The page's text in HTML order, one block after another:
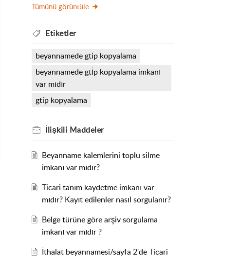
Tümünü görüntüle
Etiketler
beyannamede gtip kopyalama
beyannamede gti̇p kopyalama imkanı
var mıdır
gtip kopyalama
İlişkili Maddeler
Beyanname kalemlerini toplu silme
imkanı var mıdır?
Ticari tanım kaydetme imkanı var
mıdır? Kayıt edilenler nasıl sorgulanır?
Belge türüne göre arşiv sorgulama
imkanı var mıdır ?
İthalat beyannamesi/sayfa 2'de Ticari